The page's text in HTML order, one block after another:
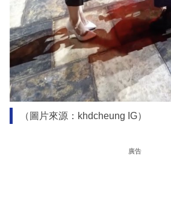
（圖片來源：khdcheung IG）
廣告